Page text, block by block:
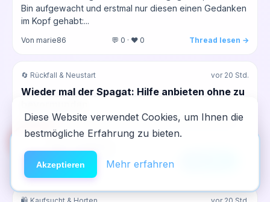
Bin aufgewacht und erstmal nur diesen einen Gedanken
im Kopf gehabt:...
Von marie86 💬 0 · ❤️ 0 Thread lesen →
🔄 Rückfall & Neustart vor 20 Std.
Wieder mal der Spagat: Hilfe anbieten ohne zu
Hallo zusammen, irgendwo_hier hier. Ich sitz grad hier
und muss mal wieder über die Situation nachdenken.
Von irgendwo_hier 💬 0 · ❤️ 0
🆘Hilfe
NeelixberliN auf dem Homescreen —
wie eine echte App.
Diese Website verwendet Cookies, um Ihnen die
bestmögliche Erfahrung zu bieten.
Akzeptieren Mehr erfahren